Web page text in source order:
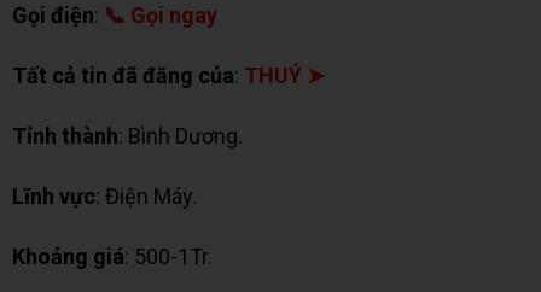
Gọi điện: 📞 Gọi ngay
Tất cả tin đã đăng của: THUÝ ➤
Tỉnh thành: Bình Dương.
Lĩnh vực: Điện Máy.
Khoảng giá: 500-1Tr.